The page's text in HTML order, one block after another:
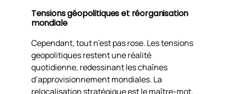
Tensions géopolitiques et réorganisation
mondiale
Cependant, tout n’est pas rose. Les tensions
geopolitiques restent une réalité
quotidienne, redessinant les chaînes
d’approvisionnement mondiales. La
relocalisation stratégique est le maître-mot.